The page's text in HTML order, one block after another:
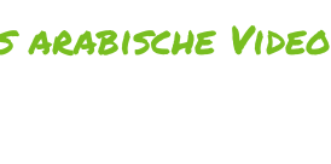
Video